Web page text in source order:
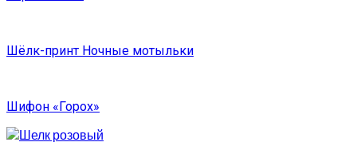
Шёлк-принт Ночные мотыльки
Шифон «Горох»